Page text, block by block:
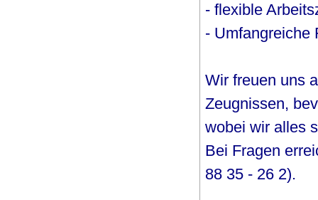
- flexible
- Umfangreiche
Wir freuen uns
Zeugnissen,
wobei wir alles
Bei Fragen
88 35 - 26 2).